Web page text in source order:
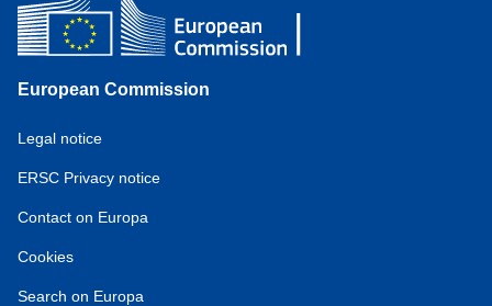
European Commission
Service
tools
Legal notice
ERSC Privacy notice
Contact on Europa
Cookies
Search on Europa